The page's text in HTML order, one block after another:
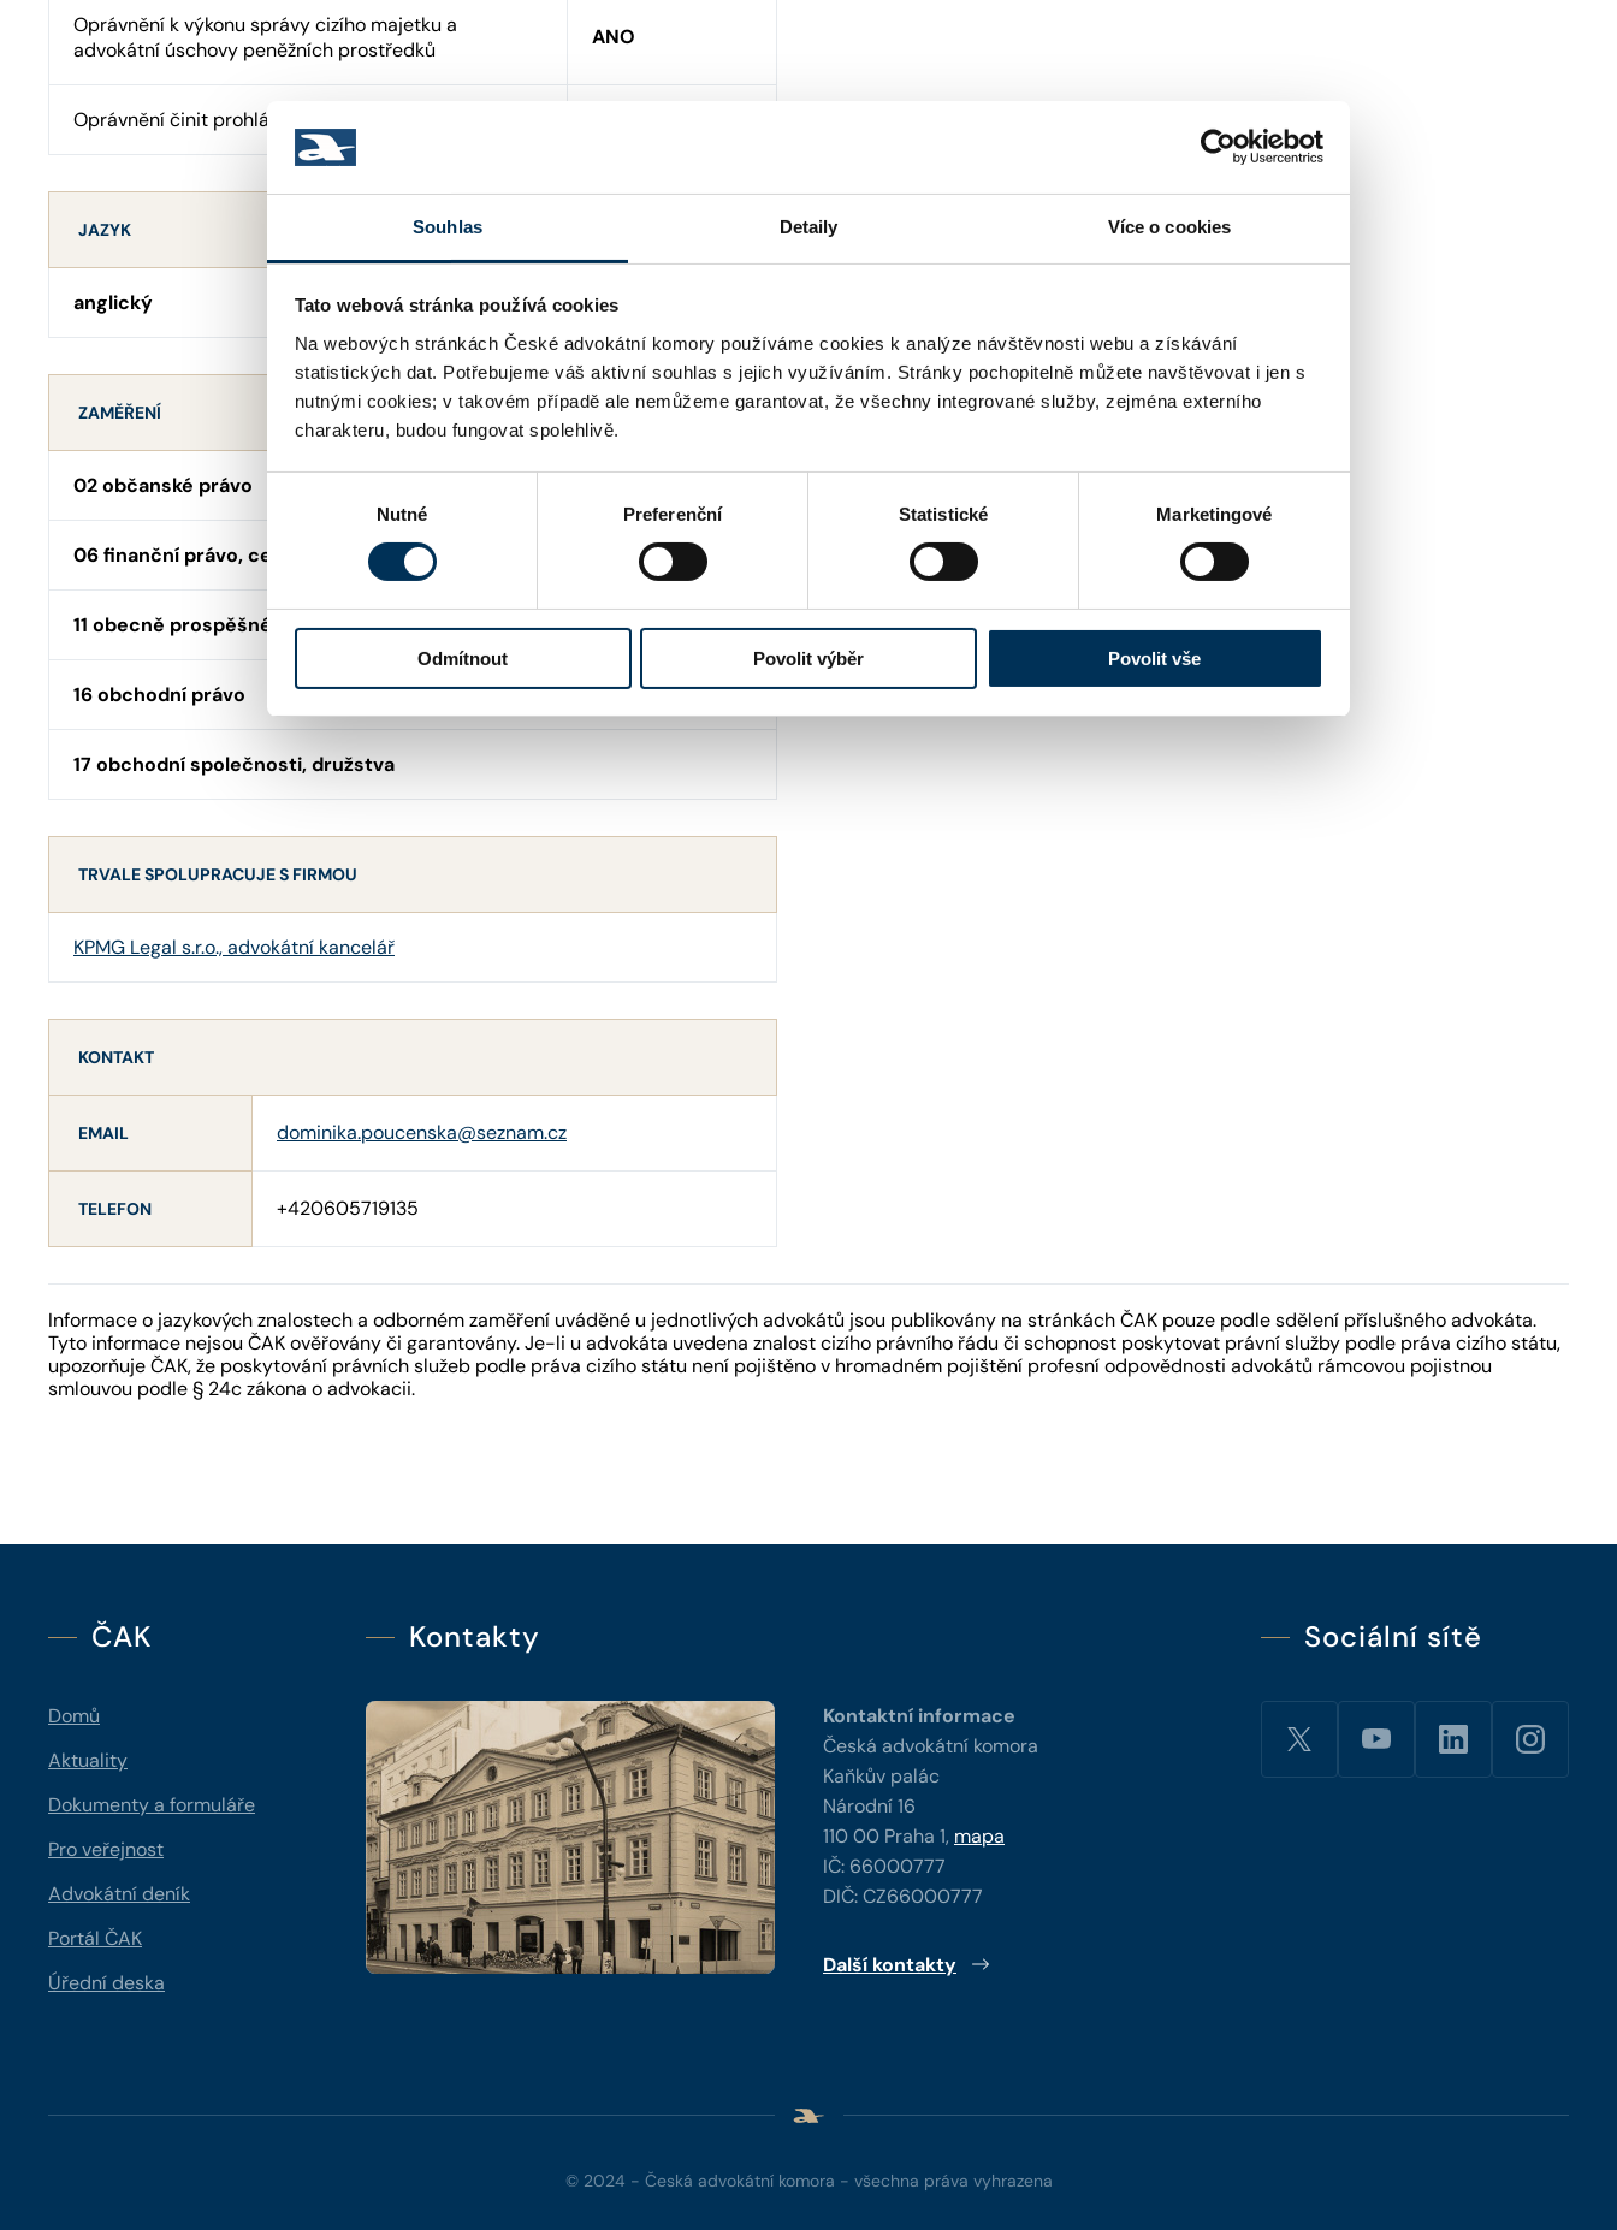
Souhlas Detaily Více o cookies
Tato webová stránka používá cookies
Na webových stránkách České advokátní komory používáme cookies k analýze návštěvnosti webu a získávání
statistických dat. Potřebujeme váš aktivní souhlas s jejich využíváním. Stránky pochopitelně můžete navštěvovat i jen s
nutnými cookies; v takovém případě ale nemůžeme garantovat, že všechny integrované služby, zejména externího
charakteru, budou fungovat spolehlivě.
Nutné Preferenční Statistické Marketingové
Odmítnout Povolit výběr Povolit vše
Oprávnění k výkonu správy cizího majetku a
advokátní úschovy peněžních prostředků
ANO
Oprávnění činit prohlášení o pravosti podpisu
JAZYK
anglický
ZAMĚŘENÍ
02 občanské právo
06 finanční právo, cenné papíry, fúze a akvizice, daně
11 obecně prospěšné společnosti, nadace, spolky
16 obchodní právo
17 obchodní společnosti, družstva
TRVALE SPOLUPRACUJE S FIRMOU
KPMG Legal s.r.o., advokátní kancelář
KONTAKT
EMAIL dominika.poucenska@seznam.cz
TELEFON +420605719135
Informace o jazykových znalostech a odborném zaměření uváděné u jednotlivých advokátů jsou publikovány na stránkách ČAK pouze podle sdělení příslušného advokáta.
Tyto informace nejsou ČAK ověřovány či garantovány. Je-li u advokáta uvedena znalost cizího právního řádu či schopnost poskytovat právní služby podle práva cizího státu,
upozorňuje ČAK, že poskytování právních služeb podle práva cizího státu není pojištěno v hromadném pojištění profesní odpovědnosti advokátů rámcovou pojistnou
smlouvou podle § 24c zákona o advokacii.
ČAK
Domů
Aktuality
Dokumenty a formuláře
Pro veřejnost
Advokátní deník
Portál ČAK
Úřední deska
Kontakty
Kontaktní informace
Česká advokátní komora
Kaňkův palác
Národní 16
110 00 Praha 1, mapa
IČ: 66000777
DIČ: CZ66000777
Další kontakty
Sociální sítě
© 2024 - Česká advokátní komora - všechna práva vyhrazena